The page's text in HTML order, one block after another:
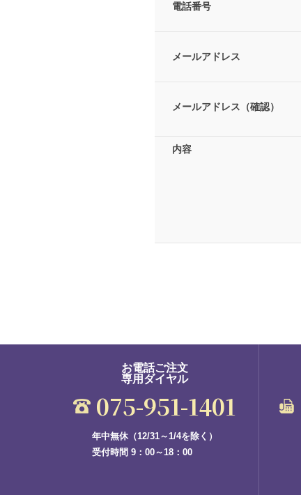
電話番号
メールアドレス
メールアドレス（確認）
内容
お電話ご注文
専用ダイヤル
075-951-1401
年中無休（12/31～1/4を除く）
受付時間 9：00～18：00